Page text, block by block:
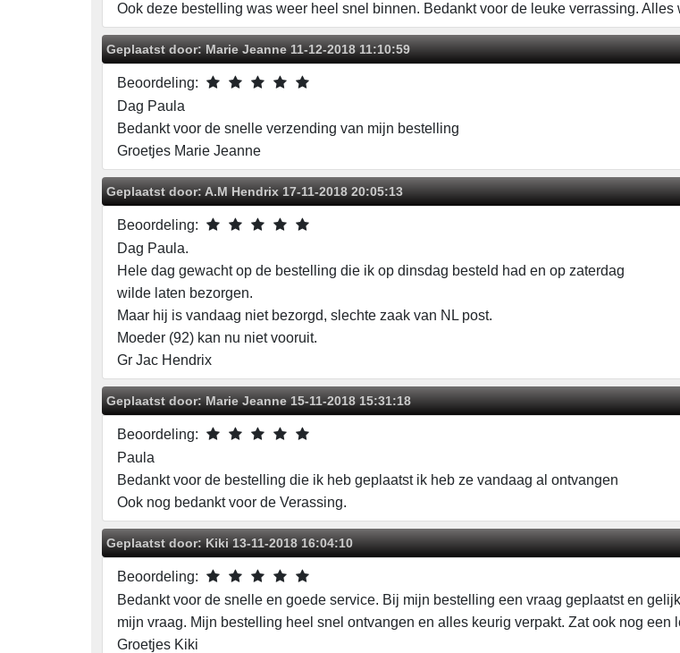
Ook deze bestelling was weer heel snel binnen. Bedankt voor de leuke verrassing. Alles
Geplaatst door:Marie Jeanne 11-12-2018 11:10:59
Beoordeling:
Dag Paula
Bedankt voor de snelle verzending van mijn bestelling
Groetjes Marie Jeanne
Geplaatst door:A.M Hendrix 17-11-2018 20:05:13
Beoordeling:
Dag Paula.
Hele dag gewacht op de bestelling die ik op dinsdag besteld had en op zaterdag
wilde laten bezorgen.
Maar hij is vandaag niet bezorgd, slechte zaak van NL post.
Moeder (92) kan nu niet vooruit.
Gr Jac Hendrix
Geplaatst door:Marie Jeanne 15-11-2018 15:31:18
Beoordeling:
Paula
Bedankt voor de bestelling die ik heb geplaatst ik heb ze vandaag al ontvangen
Ook nog bedankt voor de Verassing.
Geplaatst door:Kiki 13-11-2018 16:04:10
Beoordeling:
Bedankt voor de snelle en goede service. Bij mijn bestelling een vraag geplaatst en
mijn vraag. Mijn bestelling heel snel ontvangen en alles keurig verpakt. Zat ook nog
Groetjes Kiki